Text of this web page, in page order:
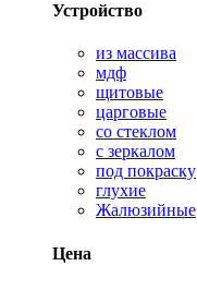
Устройство
из массива
мдф
щитовые
царговые
со стеклом
с зеркалом
под покраску
глухие
Жалюзийные
Цена